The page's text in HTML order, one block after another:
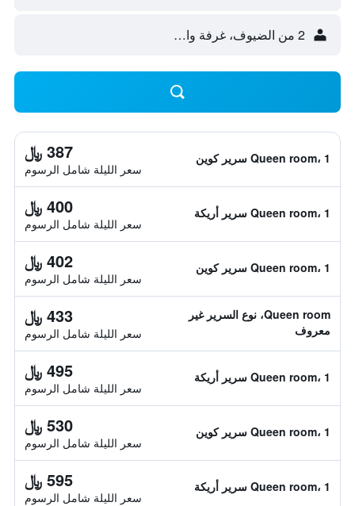
2 من الضيوف، غرفة واحدة
Queen room، 1 سرير كوين 387 ﷼
سعر الليلة شامل الرسوم
Queen room، 1 سرير أريكة 400 ﷼
سعر الليلة شامل الرسوم
Queen room، 1 سرير كوين 402 ﷼
سعر الليلة شامل الرسوم
Queen room، نوع السرير غير
معروف
433 ﷼
سعر الليلة شامل الرسوم
Queen room، 1 سرير أريكة 495 ﷼
سعر الليلة شامل الرسوم
Queen room، 1 سرير كوين 530 ﷼
سعر الليلة شامل الرسوم
Queen room، 1 سرير أريكة 595 ﷼
سعر الليلة شامل الرسوم